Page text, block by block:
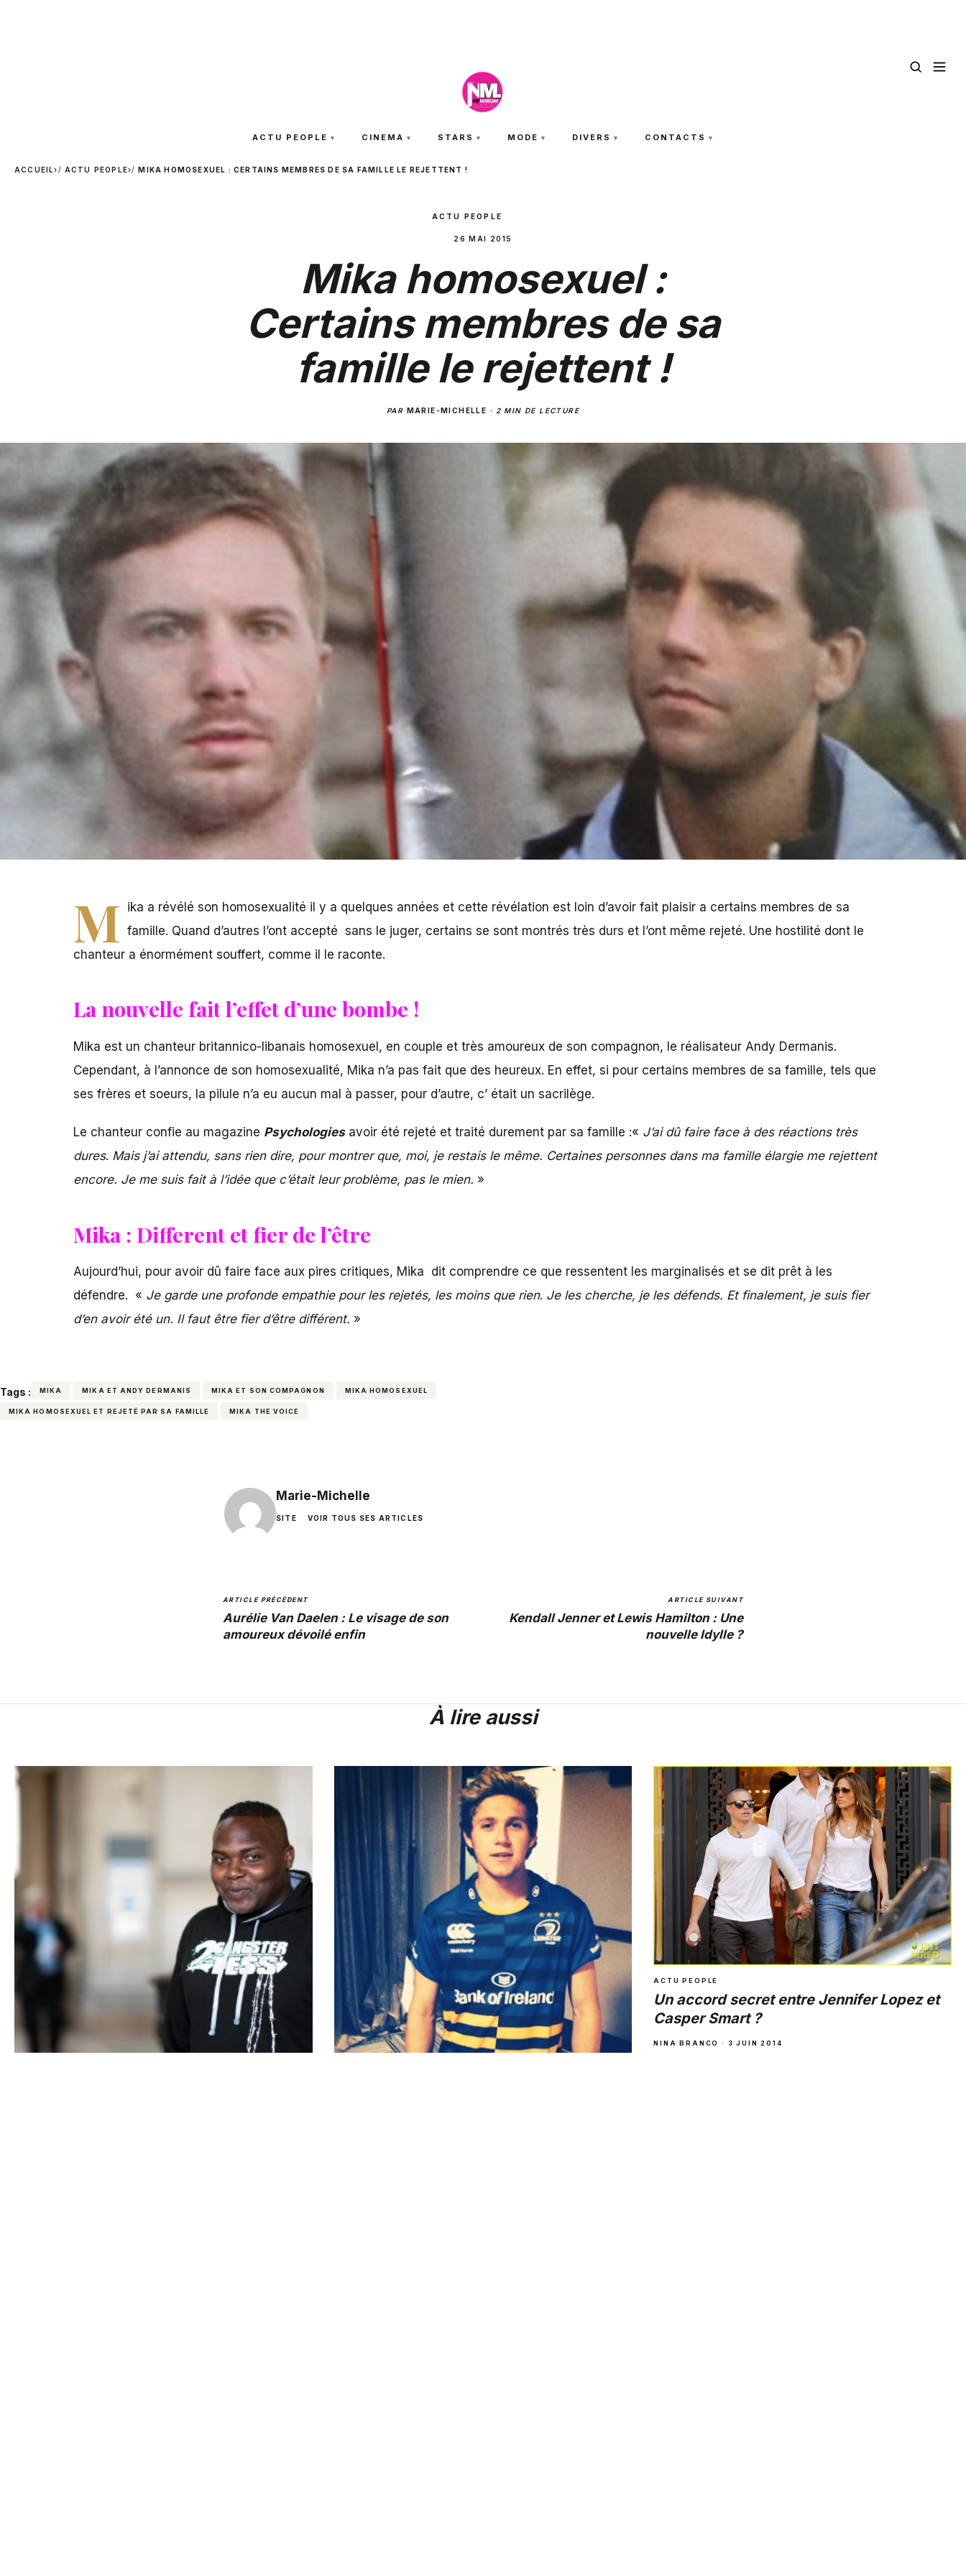
ACTU PEOPLE CINEMA STARS MODE DIVERS CONTACTS
ACCUEIL› ACTU PEOPLE› MIKA HOMOSEXUEL : CERTAINS MEMBRES DE SA FAMILLE LE REJETTENT !
ACTU PEOPLE
26 MAI 2015
Mika homosexuel :
Certains membres de sa
famille le rejettent !
PAR MARIE-MICHELLE · 2 MIN DE LECTURE
M ika a révélé son homosexualité il y a quelques années et cette révélation est loin d’avoir fait plaisir a certains membres de sa
famille. Quand d’autres l’ont accepté sans le juger, certains se sont montrés très durs et l’ont même rejeté. Une hostilité dont le
chanteur a énormément souffert, comme il le raconte.
La nouvelle fait l’effet d’une bombe !
Mika est un chanteur britannico-libanais homosexuel, en couple et très amoureux de son compagnon, le réalisateur Andy Dermanis.
Cependant, à l’annonce de son homosexualité, Mika n’a pas fait que des heureux. En effet, si pour certains membres de sa famille, tels que
ses frères et soeurs, la pilule n’a eu aucun mal à passer, pour d’autre, c’ était un sacrilège.
Le chanteur confie au magazine Psychologiesavoir été rejeté et traité durement par sa famille :« J’ai dû faire face à des réactions très
dures. Mais j’ai attendu, sans rien dire, pour montrer que, moi, je restais le même. Certaines personnes dans ma famille élargie me rejettent
encore. Je me suis fait à l’idée que c’était leur problème, pas le mien. »
Mika : Different et fier de l’être
Aujourd’hui, pour avoir dû faire face aux pires critiques, Mika dit comprendre ce que ressentent les marginalisés et se dit prêt à les
défendre. « Je garde une profonde empathie pour les rejetés, les moins que rien. Je les cherche, je les défends. Et finalement, je suis fier
d’en avoir été un. Il faut être fier d’être différent. »
Tags : MIKA MIKA ET ANDY DERMANIS MIKA ET SON COMPAGNON MIKA HOMOSEXUEL
MIKA HOMOSEXUEL ET REJETÉ PAR SA FAMILLE MIKA THE VOICE
Marie-Michelle
SITE VOIR TOUS SES ARTICLES
ARTICLE PRÉCÉDENT
Aurélie Van Daelen : Le visage de son
amoureux dévoilé enfin
ARTICLE SUIVANT
Kendall Jenner et Lewis Hamilton : Une
nouvelle Idylle ?
À lire aussi
ACTU PEOPLE
Un accord secret entre Jennifer Lopez et
Casper Smart ?
NINA BRANCO · 3 JUIN 2014